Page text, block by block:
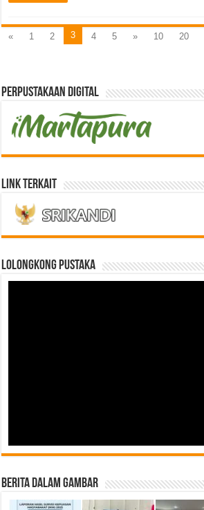
« 1 2 3 4 5 » 10 20
Perpustakaan Digital
Link Terkait
LOLONGKONG PUSTAKA
Berita Dalam Gambar